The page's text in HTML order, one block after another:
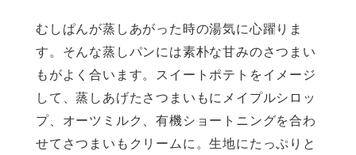
むしぱんが蒸しあがった時の湯気に心躍りま
す。そんな蒸しパンには素朴な甘みのさつまい
もがよく合います。スイートポテトをイメージ
して、蒸しあげたさつまいもにメイプルシロッ
プ、オーツミルク、有機ショートニングを合わ
せてさつまいもクリームに。生地にたっぷりと